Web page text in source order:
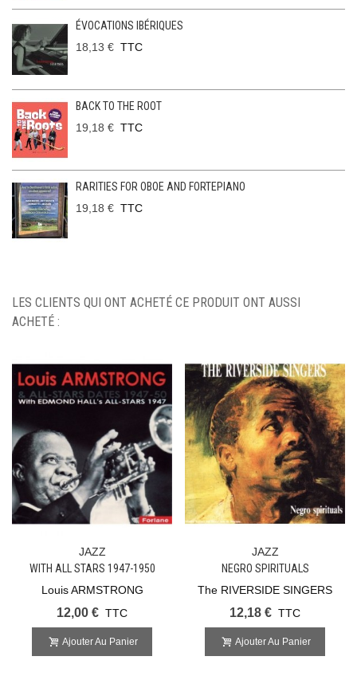
ÉVOCATIONS IBÉRIQUES
18,13 € TTC
BACK TO THE ROOT
19,18 € TTC
RARITIES FOR OBOE AND FORTEPIANO
19,18 € TTC
LES CLIENTS QUI ONT ACHETÉ CE PRODUIT ONT AUSSI
ACHETÉ :
JAZZ
WITH ALL STARS 1947-1950
Louis ARMSTRONG
12,00 € TTC
Ajouter Au Panier
JAZZ
NEGRO SPIRITUALS
The RIVERSIDE SINGERS
12,18 € TTC
Ajouter Au Panier